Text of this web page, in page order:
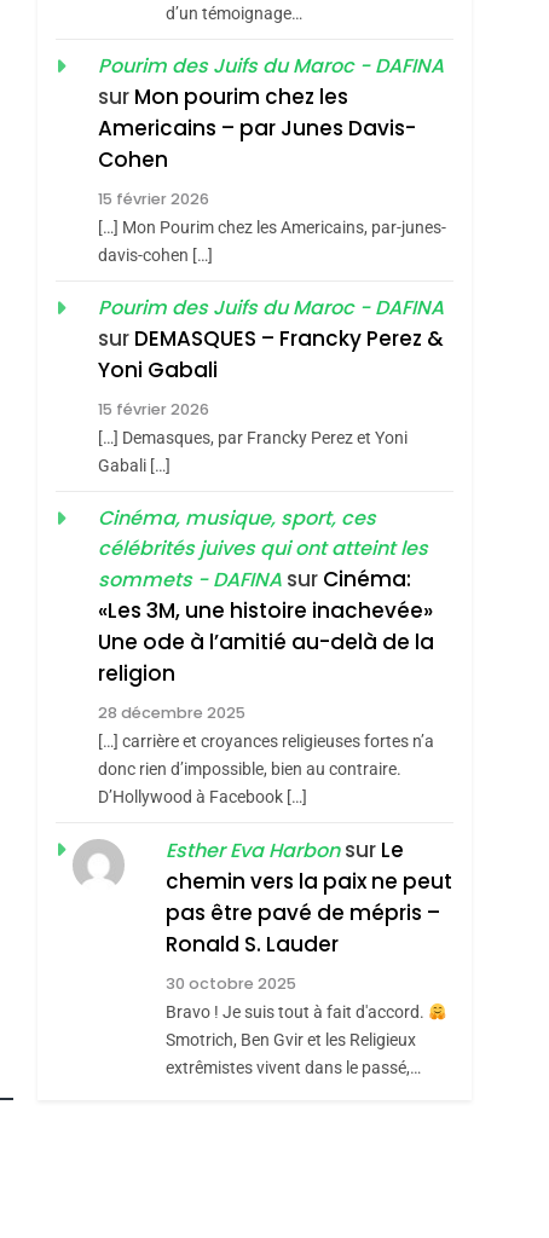
De Tafraout, Le Miel
De Tadla Azilal
Consacrés Produits
Du Terroir
DAFINA MAROC
Oeil Ravageur –
2
Dis Guerre»: La
Nouvelle Chanson De
Boy George
ISRAÉL JUDAISME
Accords D’Isaac:
L’alliance Pourrait
S’étendre À 13 Pays
D’Amérique Latine
ISRAÉL JUDAISME
5
Meurtrière Selon Le
Rapport D’ADL
Contre
L’antisémitisme
FRANCE ISRAÉL
FIÈRE, DIGNE ET
RÉSILIENTE :
POURQUOI JE
REVENDIQUE MA
JUDAÏTE Par Thérèse
Zrihen-Dvir
ISRAÉL JUDAISME
CE QUI NOUS
MANQUE – Jacques
Hadida
JUDAISME
Maroc : Les Amandes
d’un témoignage…
Pourim des Juifs du Maroc - DAFINA
sur Mon pourim chez les
Americains – par Junes Davis-
Cohen
15 février 2026
[…] Mon Pourim chez les Americains, par-junes-
davis-cohen […]
Pourim des Juifs du Maroc - DAFINA
sur DEMASQUES – Francky Perez &
Yoni Gabali
15 février 2026
[…] Demasques, par Francky Perez et Yoni
Gabali […]
Cinéma, musique, sport, ces
célébrités juives qui ont atteint les
sommets - DAFINA sur Cinéma:
«Les 3M, une histoire inachevée»
Une ode à l’amitié au-delà de la
religion
28 décembre 2025
[…] carrière et croyances religieuses fortes n’a
donc rien d’impossible, bien au contraire.
D’Hollywood à Facebook […]
Esther Eva Harbonsur Le
chemin vers la paix ne peut
pas être pavé de mépris –
Ronald S. Lauder
30 octobre 2025
Bravo ! Je suis tout à fait d'accord.
Smotrich, Ben Gvir et les Religieux
extrêmistes vivent dans le passé,…
Thérèse Zrihen-